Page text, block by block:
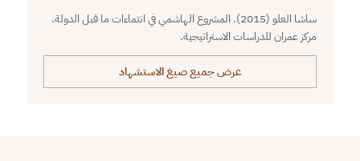
ساشا العلو (2015). المشروع الهاشمي في انتماءات ما قبل الدولة.
مركز عمران للدراسات الاستراتيجية.
عرض جميع صيغ الاستشهاد